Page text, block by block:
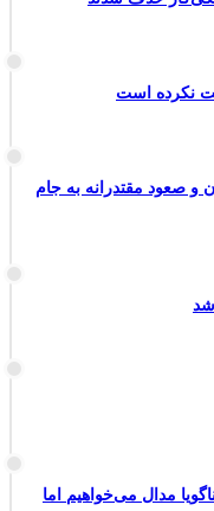
نکرده است
و صعود مقتدرانه به جام
شد
مدال می‌خواهیم اما